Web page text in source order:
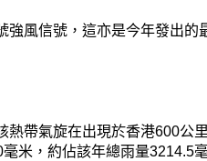
風信號，這亦是今年發出
帶氣旋在出現於香港600公
米，約佔該年總雨量3214.5